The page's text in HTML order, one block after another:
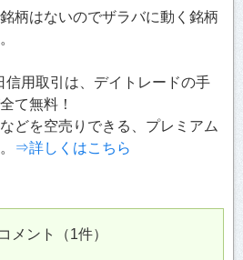
柄はないのでザラバに動く銘柄
信用取引は、デイトレードの手
て無料！
どを空売りできる、プレミアム
⇒詳しくはこちら
メント（1件）